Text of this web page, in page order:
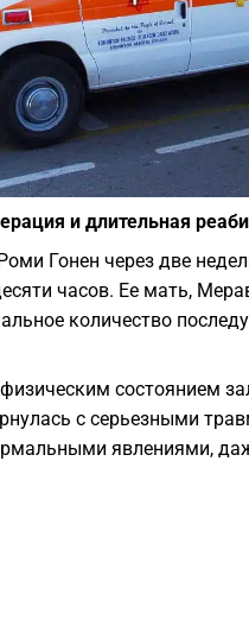
и длительная
Гонен через две
часов. Ее мать,
количество
состоянием
с серьезными
явлениями,